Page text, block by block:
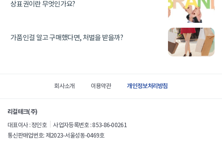
상표권이란 무엇인가요?
가품인걸 알고 구매했다면, 처벌을 받을까?
정
회사소개 이용약관 개인정보처리방침
리걸테크(주)
대표이사 : 정인호
사업자등록번호 : 853-86-00261
통신판매업번호: 제2023-서울성동-0469호